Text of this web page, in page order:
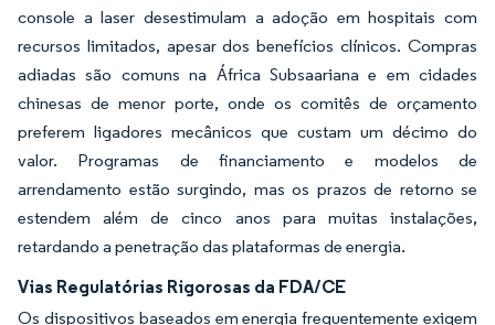
console a laser desestimulam a adoção em hospitais com
recursos limitados, apesar dos benefícios clínicos. Compras
adiadas são comuns na África Subsaariana e em cidades
chinesas de menor porte, onde os comitês de orçamento
preferem ligadores mecânicos que custam um décimo do
valor. Programas de financiamento e modelos de
arrendamento estão surgindo, mas os prazos de retorno se
estendem além de cinco anos para muitas instalações,
retardando a penetração das plataformas de energia.
Vias Regulatórias Rigorosas da FDA/CE
Os dispositivos baseados em energia frequentemente exigem